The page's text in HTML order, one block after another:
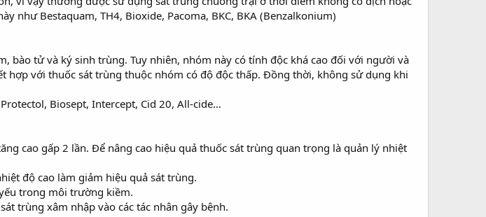
như Bestaquam, TH4, Bioxide, Pacoma, BKC, BKA (Benzalkonium)
bào tử và ký sinh trùng. Tuy nhiên, nhóm này có tính độc khá cao đối với người và
với thuốc sát trùng thuộc nhóm có độ độc thấp. Đồng thời, không sử dụng khi
Biosept, Intercept, Cid 20, All-cide…
cao gấp 2 lần. Để nâng cao hiệu quả thuốc sát trùng quan trọng là quản lý nhiệt
độ cao làm giảm hiệu quả sát trùng.
trong môi trường kiềm.
trùng xâm nhập vào các tác nhân gây bệnh.